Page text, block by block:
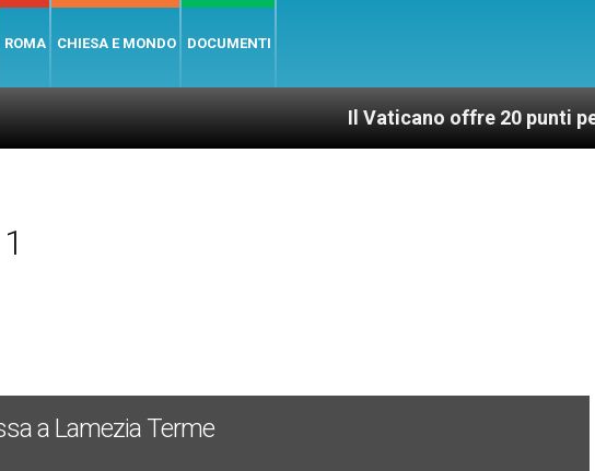
ROMA CHIESA E MONDO DOCUMENTI
Il Vaticano offre 20 punti per un
a Lamezia Terme